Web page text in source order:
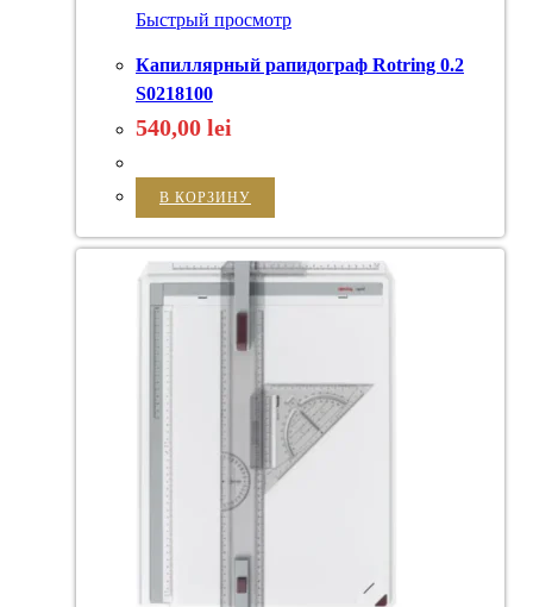
Быстрый просмотр
Капиллярный рапидограф Rotring 0.2
S0218100
540,00 lei
В КОРЗИНУ